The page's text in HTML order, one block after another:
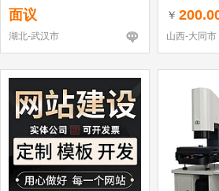
面议
湖北-武汉市
（个体工商
￥
山西-大同市